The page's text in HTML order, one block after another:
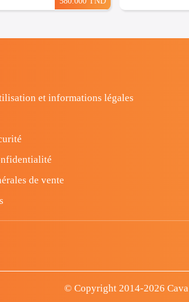
et informations légales
de vente
© Copyright 2014-2026